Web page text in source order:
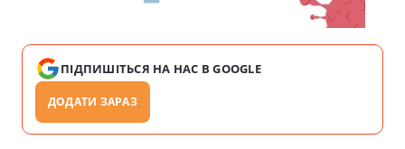
ПІДПИШІТЬСЯ НА НАС В GOOGLE
ДОДАТИ ЗАРАЗ